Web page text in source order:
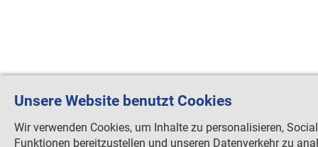
Unsere Website benutzt Cookies
Wir verwenden Cookies, um Inhalte zu personalisieren,
Funktionen bereitzustellen und unseren Datenverkehr zu